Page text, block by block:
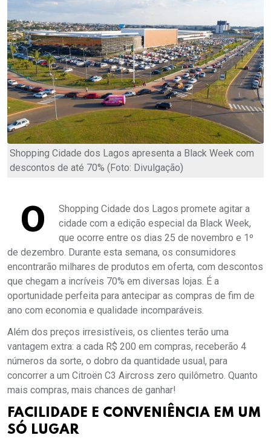
Shopping Cidade dos Lagos apresenta a Black Week com
descontos de até 70% (Foto: Divulgação)
O
Shopping Cidade dos Lagos promete agitar a
cidade com a edição especial da Black Week,
que ocorre entre os dias 25 de novembro e 1º
de dezembro. Durante esta semana, os consumidores
encontrarão milhares de produtos em oferta, com descontos
que chegam a incríveis 70% em diversas lojas. É a
oportunidade perfeita para antecipar as compras de fim de
ano com economia e qualidade incomparáveis.
Além dos preços irresistíveis, os clientes terão uma
vantagem extra: a cada R$ 200 em compras, receberão 4
números da sorte, o dobro da quantidade usual, para
concorrer a um Citroën C3 Aircross zero quilômetro. Quanto
mais compras, mais chances de ganhar!
FACILIDADE E CONVENIÊNCIA EM UM
SÓ LUGAR